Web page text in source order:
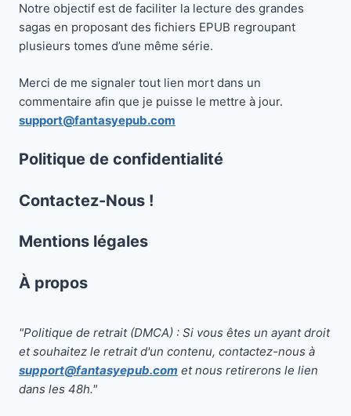
Notre objectif est de faciliter la lecture des grandes
sagas en proposant des fichiers EPUB regroupant
plusieurs tomes d’une même série.
Merci de me signaler tout lien mort dans un
commentaire afin que je puisse le mettre à jour.
support@fantasyepub.com
Politique de confidentialité
Contactez-Nous !
Mentions légales
À propos
"Politique de retrait (DMCA) : Si vous êtes un ayant droit
et souhaitez le retrait d'un contenu, contactez-nous à
support@fantasyepub.com et nous retirerons le lien
dans les 48h."